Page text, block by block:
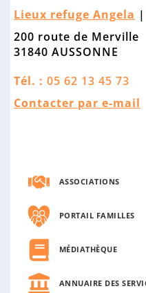
Lieux refuge Angela |
200 route de Merville
31840 AUSSONNE
Tél. : 05 62 13 45 73
Contacter par e-mail
ASSOCIATIONS
PORTAIL FAMILLES
MÉDIATHÈQUE
ANNUAIRE DES